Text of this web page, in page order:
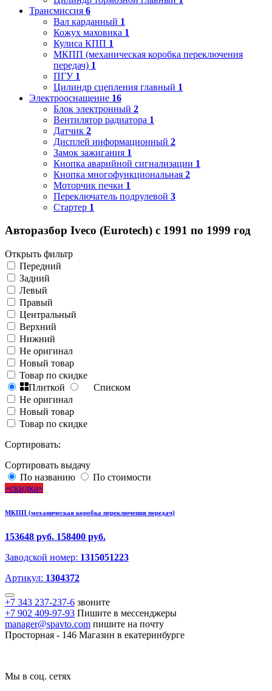
Трансмиссия 6
Вал карданный 1
Кожух маховика 1
Кулиса КПП 1
МКПП (механическая коробка переключения
передач) 1
ПГУ 1
Цилиндр сцепления главный 1
Электрооснащение 16
Блок электронный 2
Вентилятор радиатора 1
Датчик 2
Дисплей информационный 2
Замок зажигания 1
Кнопка аварийной сигнализации 1
Кнопка многофункциональная 2
Моторчик печки 1
Переключатель подрулевой 3
Стартер 1
Авторазбор Iveco (Eurotech) с 1991 по 1999 год
Открыть фильтр
Передний
Задний
Левый
Правый
Центральный
Верхний
Нижний
Не оригинал
Новый товар
Товар по скидке
Плиткой
Списком
Не оригинал
Новый товар
Товар по скидке
Сортировать:
Сортировать выдачу
По названию
По стоимости
скидка
МКПП (механическая коробка переключения передач)
153648 руб. 158400 руб.
Заводской номер: 1315051223
Артикул: 1304372
+7 343 237-237-6 звоните
+7 902 409-97-93 Пишите в мессенджеры
manager@spavto.com пишите на почту
Просторная - 146 Магазин в екатеринбурге
Мы в соц. сетях